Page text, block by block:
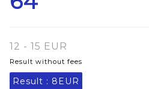
12 - 15 EUR
Result without fees
Result : 8EUR